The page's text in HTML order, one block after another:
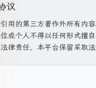
议
用的第三方著作外所有内
或个人不得以任何形式擅
律责任，本平台保留采取